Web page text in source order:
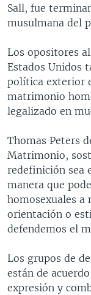
Sall, fue
musulmana del
Los opositores
Estados Unidos
política exterior
matrimonio
legalizado en
Thomas Peters
Matrimonio,
redefinición sea
manera que
homosexuales a
orientación o
defendemos el
Los grupos de
están de
expresión y